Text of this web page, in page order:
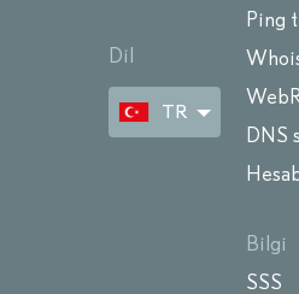
Dil
TR
Ping
DNS
Bilgi
SSS